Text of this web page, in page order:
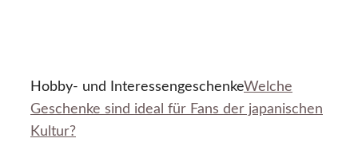
Hobby- und InteressengeschenkeWelche
Geschenke sind ideal für Fans der japanischen
Kultur?